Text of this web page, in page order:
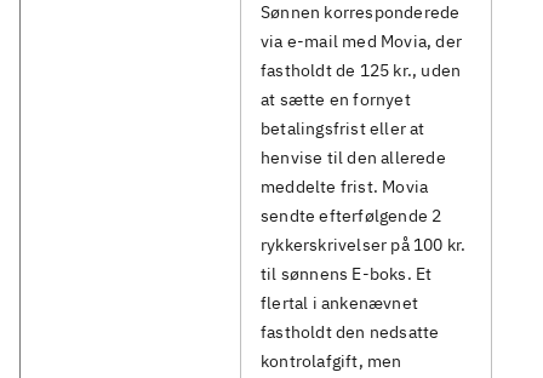
Sønnen korresponderede
via e-mail med Movia, der
fastholdt de 125 kr., uden
at sætte en fornyet
betalingsfrist eller at
henvise til den allerede
meddelte frist. Movia
sendte efterfølgende 2
rykkerskrivelser på 100 kr.
til sønnens E-boks. Et
flertal i ankenævnet
fastholdt den nedsatte
kontrolafgift, men